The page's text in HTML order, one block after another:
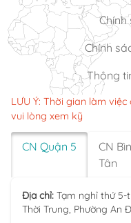
Chính
Chính
Thông
LƯU Ý: Thời gian làm
vui lòng xem kỹ
CN Quận 5
CN
Tân
Địa chỉ: Tạm nghỉ thứ
Thời Trung, Phường An